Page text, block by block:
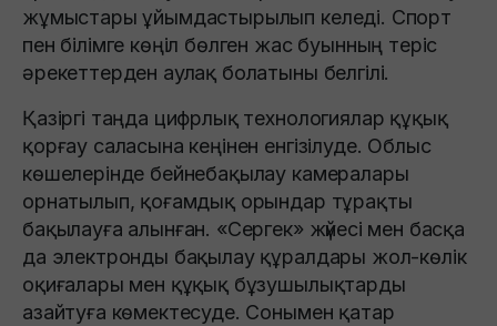
жұмыстары ұйымдастырылып келеді. Спорт
пен білімге көңіл бөлген жас буынның теріс
әрекеттерден аулақ болатыны белгілі.
Қазіргі таңда цифрлық технологиялар құқық
қорғау саласына кеңінен енгізілуде. Облыс
көшелерінде бейнебақылау камералары
орнатылып, қоғамдық орындар тұрақты
бақылауға алынған. «Сергек» жүйесі мен басқа
да электронды бақылау құралдары жол-көлік
оқиғалары мен құқық бұзушылықтарды
азайтуға көмектесуде. Сонымен қатар